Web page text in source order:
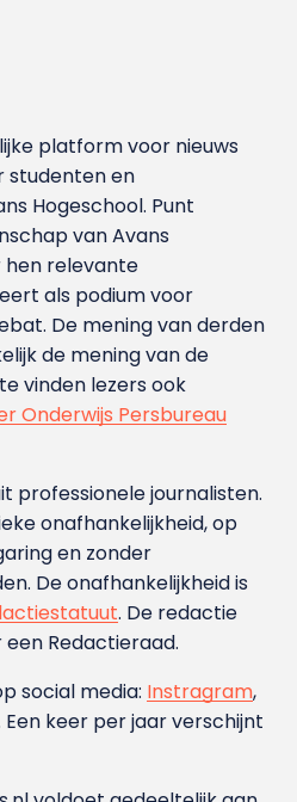
platform voor nieuws
studenten en
Hoge­school. Punt
van Avans
hen relevante
als podium voor
De mening van derden
de mening van de
vinden lezers ook
Onderwijs Persbureau
professionele journalisten.
onafhankelijkheid, op
en zonder
De onafhankelijkheid is
. De redactie
Redactieraad.
social media: Instragram,
Een keer per jaar verschijnt